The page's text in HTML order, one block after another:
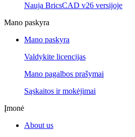
Nauja BricsCAD v26 versijoje
Mano paskyra
Mano paskyra
Valdykite licencijas
Mano pagalbos prašymai
Sąskaitos ir mokėjimai
Įmonė
About us